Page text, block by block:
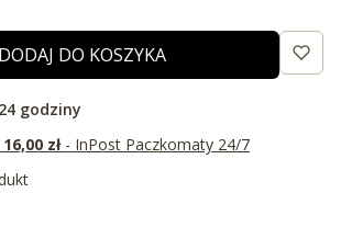
DODAJ DO KOSZYKA
24 godziny
zł - InPost Paczkomaty 24/7